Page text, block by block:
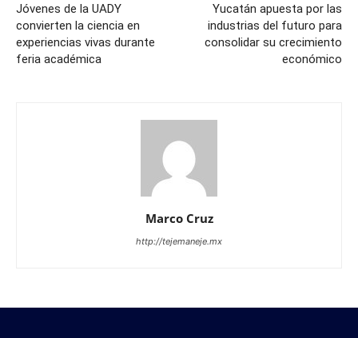
Jóvenes de la UADY
convierten la ciencia en
experiencias vivas durante
feria académica
Yucatán apuesta por las
industrias del futuro para
consolidar su crecimiento
económico
Marco Cruz
http://tejemaneje.mx